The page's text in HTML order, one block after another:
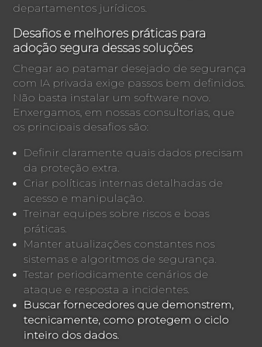
departamentos jurídicos.
Desafios e melhores práticas para
adoção segura dessas soluções
Chegar ao patamar desejado de segurança
com IA privada exige passos bem definidos.
Não basta instalar um software novo.
Enxergamos, em nossas consultorias, que
os principais desafios são:
Definir claramente quais dados precisam
da proteção extra.
Criar políticas internas detalhadas de
acesso e manipulação.
Treinar equipes sobre riscos e boas
práticas.
Manter atualizações constantes nos
sistemas e algoritmos de segurança.
Testar periodicamente cenários de
ataque e resposta a incidentes.
Buscar fornecedores que demonstrem,
tecnicamente, como protegem o ciclo
inteiro dos dados.